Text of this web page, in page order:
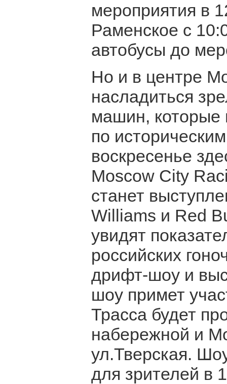
мероприятия в
Раменское с
автобусы до
Но и в центре
насладиться
машин, которые
по
воскресенье
Moscow City
станет
Williams и Red
увидят
российских
дрифт-шоу и
шоу примет
Трасса будет
набережной и
ул.Тверская.
для зрителей в